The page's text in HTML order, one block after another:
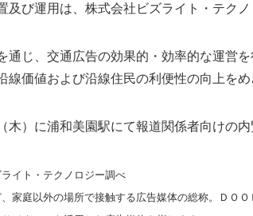
及び運用は、株式会社ビズライト・テクノ
じ、交通広告の効果的・効率的な運営
価値および沿線住民の利便性の向上をめ
）に浦和美園駅にて報道関係者向けの内
イト・テクノロジー調べ
庭以外の場所で接触する広告媒体の総称。ＤＯＯ